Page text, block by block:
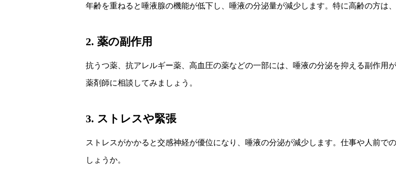
年齢を重ねると唾液腺の機能が低下し、唾液の分泌量が減少します。特に高齢の方は
2. 薬の副作用
抗うつ薬、抗アレルギー薬、高血圧の薬などの一部には、唾液の分泌を抑える副作用
薬剤師に相談してみましょう。
3. ストレスや緊張
ストレスがかかると交感神経が優位になり、唾液の分泌が減少します。仕事や人前で
しょうか。